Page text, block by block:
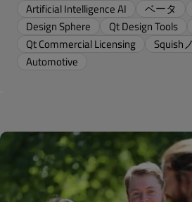
Artificial Intelligence AI
ベータ
Design Sphere
Qt Design Tools
Qt Commercial Licensing
Squish
Automotive